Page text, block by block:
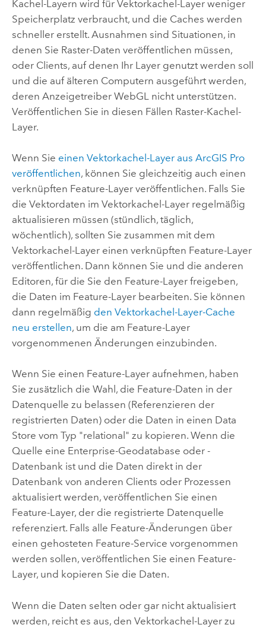
Kachel-Layern wird für Vektorkachel-Layer weniger
Speicherplatz verbraucht, und die Caches werden
schneller erstellt. Ausnahmen sind Situationen, in
denen Sie Raster-Daten veröffentlichen müssen,
oder Clients, auf denen Ihr Layer genutzt werden soll
und die auf älteren Computern ausgeführt werden,
deren Anzeigetreiber WebGL nicht unterstützen.
Veröffentlichen Sie in diesen Fällen Raster-Kachel-
Layer.
Wenn Sie einen Vektorkachel-Layer aus ArcGIS Pro
veröffentlichen, können Sie gleichzeitig auch einen
verknüpften Feature-Layer veröffentlichen. Falls Sie
die Vektordaten im Vektorkachel-Layer regelmäßig
aktualisieren müssen (stündlich, täglich,
wöchentlich), sollten Sie zusammen mit dem
Vektorkachel-Layer einen verknüpften Feature-Layer
veröffentlichen. Dann können Sie und die anderen
Editoren, für die Sie den Feature-Layer freigeben,
die Daten im Feature-Layer bearbeiten. Sie können
dann regelmäßig den Vektorkachel-Layer-Cache
neu erstellen, um die am Feature-Layer
vorgenommenen Änderungen einzubinden.
Wenn Sie einen Feature-Layer aufnehmen, haben
Sie zusätzlich die Wahl, die Feature-Daten in der
Datenquelle zu belassen (Referenzieren der
registrierten Daten) oder die Daten in einen Data
Store vom Typ "relational" zu kopieren. Wenn die
Quelle eine Enterprise-Geodatabase oder -
Datenbank ist und die Daten direkt in der
Datenbank von anderen Clients oder Prozessen
aktualisiert werden, veröffentlichen Sie einen
Feature-Layer, der die registrierte Datenquelle
referenziert. Falls alle Feature-Änderungen über
einen gehosteten Feature-Service vorgenommen
werden sollen, veröffentlichen Sie einen Feature-
Layer, und kopieren Sie die Daten.
Wenn die Daten selten oder gar nicht aktualisiert
werden, reicht es aus, den Vektorkachel-Layer zu